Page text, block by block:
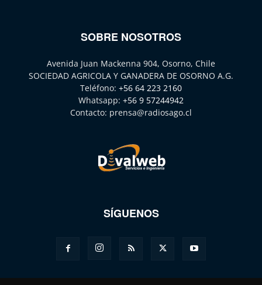
SOBRE NOSOTROS
Avenida Juan Mackenna 904, Osorno, Chile
SOCIEDAD AGRICOLA Y GANADERA DE OSORNO A.G.
Teléfono: +56 64 223 2160
Whatsapp: +56 9 57244942
Contacto: prensa@radiosago.cl
SÍGUENOS